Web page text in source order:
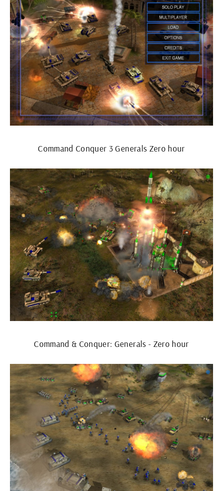
Command Conquer 3 Generals Zero hour
Command & Conquer: Generals - Zero hour